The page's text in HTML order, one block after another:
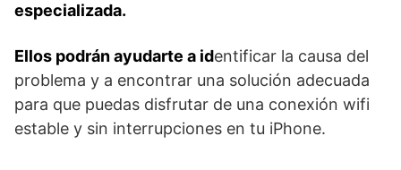
especializada.
Ellos podrán ayudarte a identificar la‌ causa del
problema y a encontrar una solución adecuada
para ⁤que puedas disfrutar de una conexión‍ wifi
estable y sin interrupciones en tu iPhone.